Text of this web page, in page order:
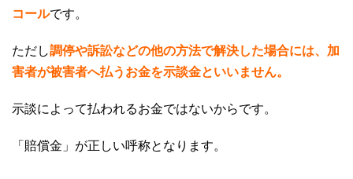
コールです。
ただし調停や訴訟などの他の方法で解決した場合には、加
害者が被害者へ払うお金を示談金といいません。
示談によって払われるお金ではないからです。
「賠償金」が正しい呼称となります。